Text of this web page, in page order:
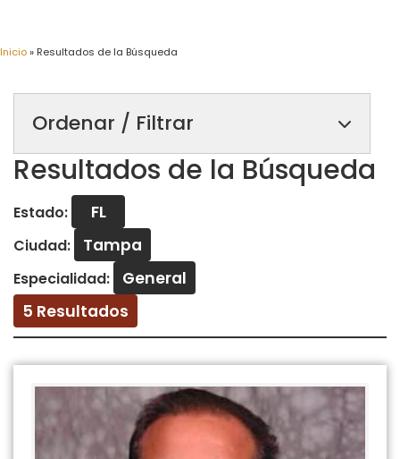
Inicio» Resultados de la Búsqueda
Ordenar / Filtrar
Resultados de la Búsqueda
Estado: FL
Ciudad: Tampa
Especialidad:
General
5 Resultados